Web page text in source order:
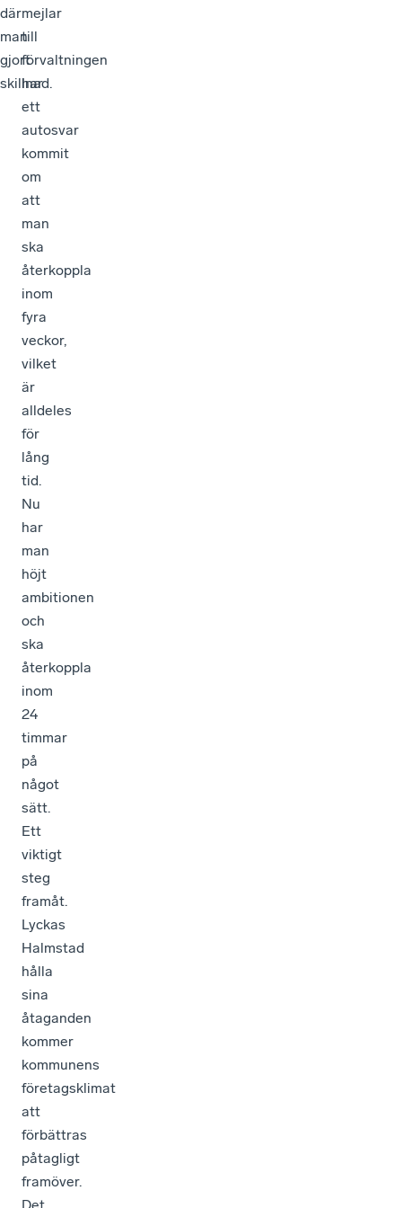
där
man
gjort
skillnad.
mejlar
till
förvaltningen
har
ett
autosvar
kommit
om
att
man
ska
återkoppla
inom
fyra
veckor,
vilket
är
alldeles
för
lång
tid.
Nu
har
man
höjt
ambitionen
och
ska
återkoppla
inom
24
timmar
på
något
sätt.
Ett
viktigt
steg
framåt.
Lyckas
Halmstad
hålla
sina
åtaganden
kommer
kommunens
företagsklimat
att
förbättras
påtagligt
framöver.
Det